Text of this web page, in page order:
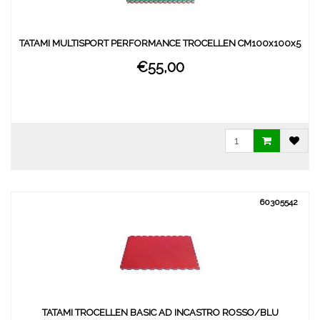
TATAMI MULTISPORT PERFORMANCE TROCELLEN CM100x100x5
€55,00
60305542
TATAMI TROCELLEN BASIC AD INCASTRO ROSSO/BLU